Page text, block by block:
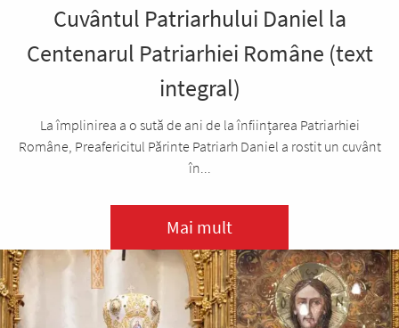
Cuvântul Patriarhului Daniel la
Centenarul Patriarhiei Române (text
integral)
La împlinirea a o sută de ani de la înființarea Patriarhiei
Române, Preafericitul Părinte Patriarh Daniel a rostit un cuvânt
în...
Mai mult